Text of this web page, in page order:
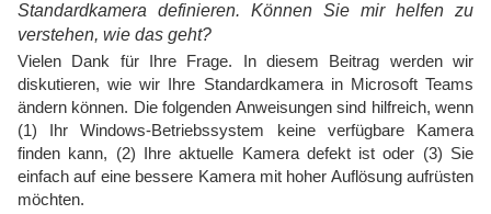
Standardkamera definieren. Können Sie mir helfen zu
verstehen, wie das geht?
Vielen Dank für Ihre Frage. In diesem Beitrag werden wir
diskutieren, wie wir Ihre Standardkamera in Microsoft Teams
ändern können. Die folgenden Anweisungen sind hilfreich, wenn
(1) Ihr Windows-Betriebssystem keine verfügbare Kamera
finden kann, (2) Ihre aktuelle Kamera defekt ist oder (3) Sie
einfach auf eine bessere Kamera mit hoher Auflösung aufrüsten
möchten.